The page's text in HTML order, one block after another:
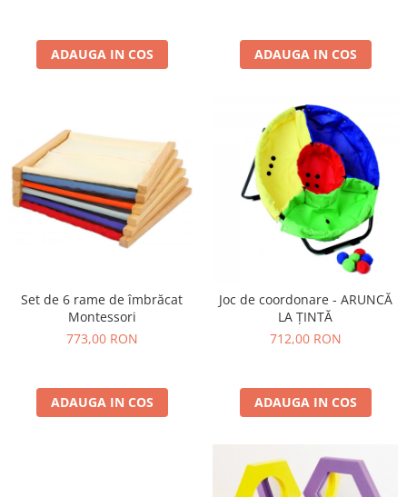
ADAUGA IN COS ADAUGA IN COS
Set de 6 rame de îmbrăcat
Montessori
773,00 RON
ADAUGA IN COS
Joc de coordonare - ARUNCĂ
LA ȚINTĂ
712,00 RON
ADAUGA IN COS